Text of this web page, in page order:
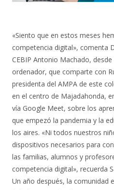
«Siento que en estos meses
competencia digital», comenta
CEBIP Antonio Machado,
ordenador, que comparte con
presidenta del AMPA de este
en el centro de Majadahonda,
vía Google Meet, sobre los
que empezó la pandemia y la
los aires. «Ni todos nuestros
dispositivos necesarios para
las familias, alumnos y
competencia digital», recuerda
Un año después, la comunidad